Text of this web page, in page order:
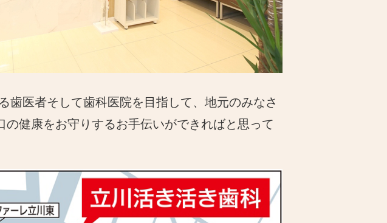
歯医者そして歯科医院を目指して、地元のみなさ
健康をお守りするお手伝いができればと思って